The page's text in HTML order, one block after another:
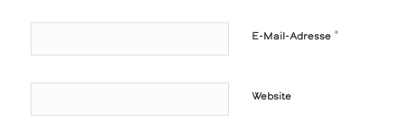
E-Mail-Adresse *
Website